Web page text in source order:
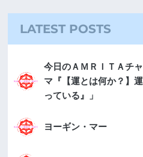
LATEST POSTS
今日のＡＭＲＩＴＡチ
マ『【運とは何か？】
っている』」
ヨーギン・マー